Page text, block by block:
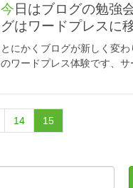
今日はブログの勉強会今日からブロ
グはワードプレスに
とにかくブログが新しく変
のワードプレス体験です、
14 15